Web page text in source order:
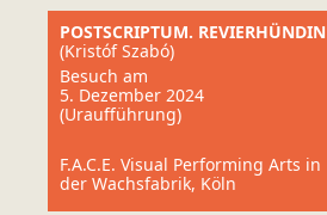
POSTSCRIPTUM. REVIERHÜNDIN
(Kristóf Szabó)
Besuch am
5. Dezember 2024
(Uraufführung)
F.A.C.E. Visual Performing Arts in
der Wachsfabrik, Köln